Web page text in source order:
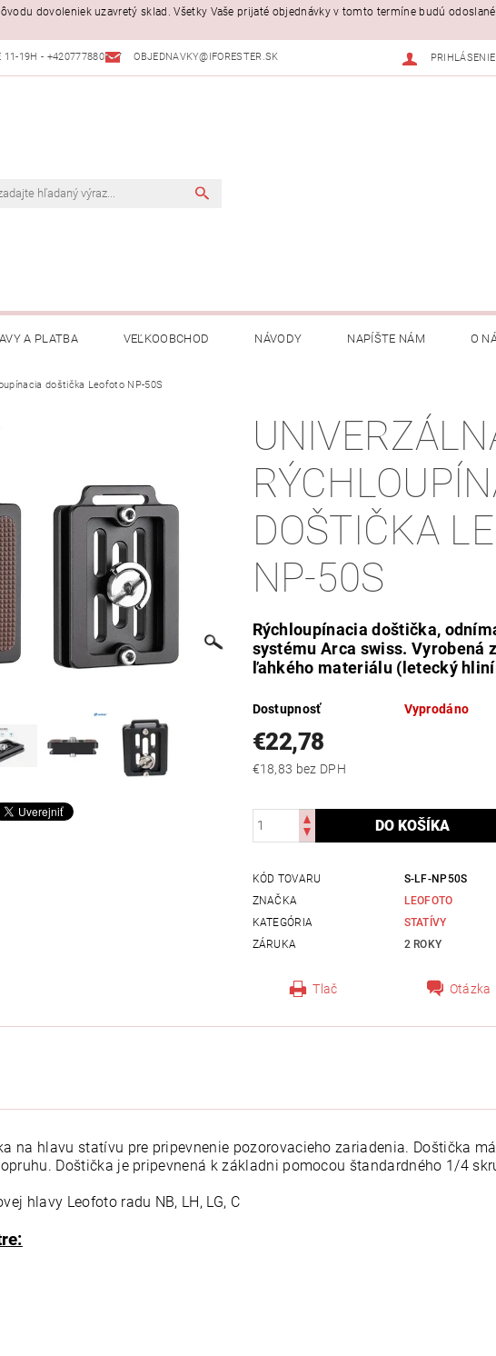
dovoleniek uzavretý sklad. Všetky Vaše prijaté objednávky v tomto termíne budú
11-19H - +420777880397 OBJEDNAVKY@IFORESTER.SK PRIHLÁSENIE
A PLATBA VEĽKOOBCHOD NÁVODY NAPÍŠTE NÁM O
doštička Leofoto NP-50S
DOŠTIČKA
NP-50S
Rýchloupínacia doštička,
systému Arca swiss. Vyrobená
ľahkého materiálu (letecký
Dostupnosť Vyprodáno
€22,78
€18,83 bez DPH
KÓD TOVARU
S-LF-NP50S
ZNAČKA
LEOFOTO
KATEGÓRIA
STATÍVY
ZÁRUKA
2 ROKY
Tlač Otázka
na hlavu statívu pre pripevnenie pozorovacieho zariadenia. Doštička
Doštička je pripevnená k základni pomocou štandardného 1/4
hlavy Leofoto radu NB, LH, LG, C